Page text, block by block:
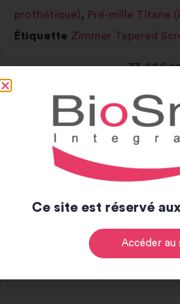
prothétique), Pré-mille Titane
Étiquette Zimmer Tapered
33,60€
Add to cart
Notice et catalogue
Ce site est réservé
Accéder au